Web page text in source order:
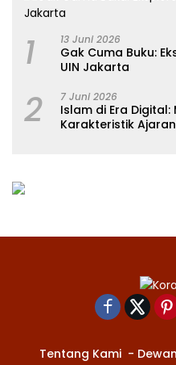
1 13 Juni 2026
Gak Cuma Buku:
UIN Jakarta
2 7 Juni 2026
Islam di Era
Karakteristik
Tentang Kami